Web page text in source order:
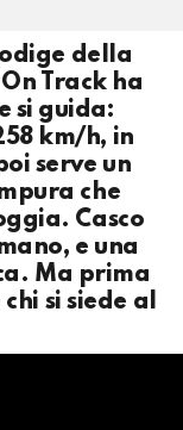
della
Track ha
si guida:
km/h, in
serve un
che
Casco
e una
Ma prima
si siede al